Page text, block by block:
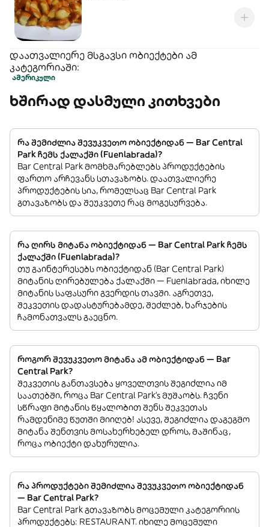
დაათვალიერე მსგავსი ობიექტები ამ
კატეგორიაში:
ამერიკული
ხშირად დასმული კითხვები
რა შემიძლია შევუკვეთო ობიექტიდან — Bar Central
Park ჩემს ქალაქში (Fuenlabrada)?
Bar Central Park მომხმარებლებს პროდუქტების
ფართო არჩევანს სთავაზობს. დაათვალიერე
პროდუქტების სია, რომელსაც Bar Central Park
გთავაზობს და შეუკვეთე რაც მოგესურვება.
რა ღირს მიტანა ობიექტიდან — Bar Central Park ჩემს
ქალაქში (Fuenlabrada)?
თუ გაინტერესებს ობიექტიდან (Bar Central Park)
მიტანის ღირებულება ქალაქში — Fuenlabrada, იხილე
მიტანის საფასური გვერდის თავში. აგრეთვე,
შეკვეთის დადასტურებამდე, შეძლებ, ხარჯების
ჩამონათვალს გაეცნო.
როგორ შევუკვეთო მიტანა ამ ობიექტიდან — Bar
Central Park?
შეკვეთის განთავსება ყოველთვის შეგიძლია იმ
საათებში, როცა Bar Central Park’s მუშაობს. ჩვენი
სწრაფი მიტანის წყალობით შენს შეკვეთას
რამდენიმე წუთში მიიღებ! ასევე, შეგიძლია დაგეგმო
მიტანა შენთვის მოსახერხებელ დროს, მაშინაც,
როცა ობიექტი დახურულია.
რა პროდუქტები შემიძლია შევუკვეთო ობიექტიდან
— Bar Central Park?
Bar Central Park გთავაზობს მოცემული კატეგორიის
პროდუქტებს: RESTAURANT. იხილე მოცემული